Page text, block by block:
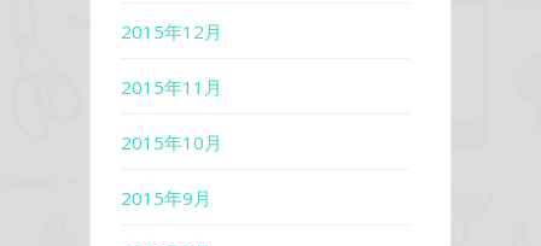
2015年12月
2015年11月
2015年10月
2015年9月